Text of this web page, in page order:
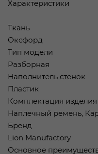
Характеристики
Ткань
Оксфорд
Тип модели
Разборная
Наполнитель стенок
Пластик
Комплектация изделия
Наплечный ремень,
Бренд
Lion Manufactory
Основное